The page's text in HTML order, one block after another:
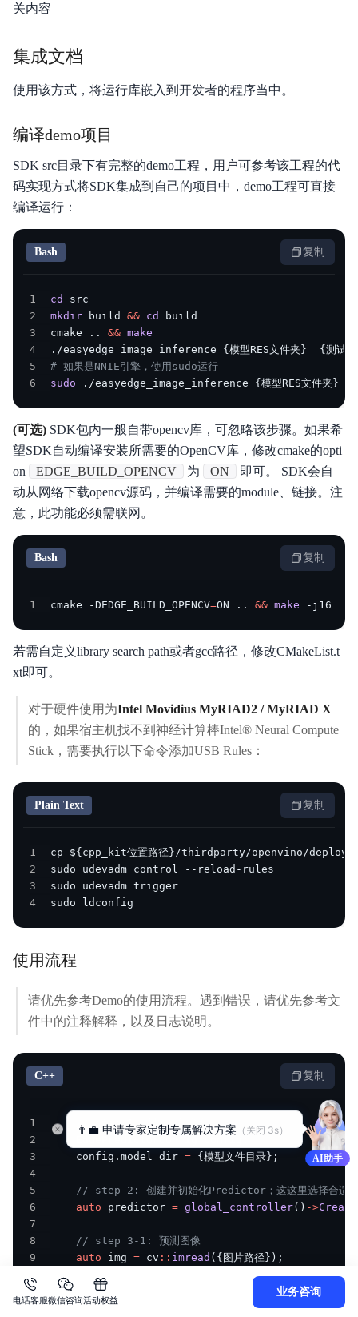
关内容
集成文档
使用该方式，将运行库嵌入到开发者的程序当中。
编译demo项目
SDK src目录下有完整的demo工程，用户可参考该工程的代
码实现方式将SDK集成到自己的项目中，demo工程可直接
编译运行：
Bash 复制
1 cd
2
mkdir build && cd
3
cmake .. && make
4
./easyedge_image_inference { 模型RES文件夹 } { 测试
5
# 如果是NNIE引擎，使用sudo运行
6
sudo ./easyedge_image_inference { 模型RES文件夹 }
(可选) SDK包内一般自带opencv库，可忽略该步骤。如果希
望SDK自动编译安装所需要的OpenCV库，修改cmake的opti
on
EDGE_BUILD_OPENCV 为 ON
即可。 SDK会自
动从网络下载opencv源码，并编译需要的module、链接。注
意，此功能必须需联网。
Bash 复制
1 cmake -DEDGE_BUILD_OPENCV=ON .. && make -j16
若需自定义library search path或者gcc路径，修改CMakeList.t
xt即可。
对于硬件使用为Intel Movidius MyRIAD2 / MyRIAD X
的，如果宿主机找不到神经计算棒Intel® Neural Compute
Stick，需要执行以下命令添加USB Rules：
Plain Text 复制
1
2
3
4
sudo ldconfig
使用流程
请优先参考Demo的使用流程。遇到错误，请优先参考文
件中的注释解释，以及日志说明。
C++ 复制
1
// step 1: 配置运行参数
2
3
    config
. model_dir = { 模型文件目录 } ;
4
5
// step 2: 创建并初始化Predictor；这这里选择合适
6
auto predictor = global_controller( ) ->
7
8
// step 3-1: 预测图像
9
auto img = cv :: imread ( { 图片路径 } ) ;
results;
11
    predictor
12
AI助手
👨‍💼 申请专家定制专属解决方案 （关闭 1s）
电话客服微信咨询活动权益
业务咨询